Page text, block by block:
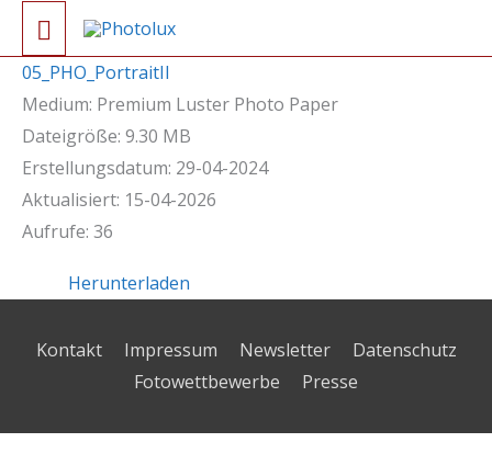
Inhalt
springen
Hauptmenü
05_PHO_PortraitII
Medium: Premium Luster Photo Paper
Dateigröße: 9.30 MB
Erstellungsdatum: 29-04-2024
Aktualisiert: 15-04-2026
Aufrufe: 36
Herunterladen
Kontakt Impressum Newsletter
Datenschutz
Fotowettbewerbe
Presse